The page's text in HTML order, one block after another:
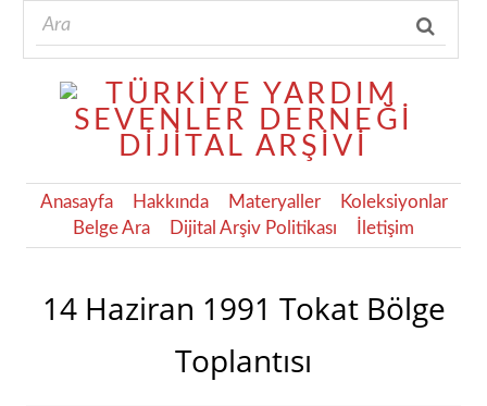
Anasayfa Hakkında Materyaller
Koleksiyonlar
Belge Ara
Dijital Arşiv Politikası İletişim
14 Haziran 1991 Tokat Bölge
Toplantısı